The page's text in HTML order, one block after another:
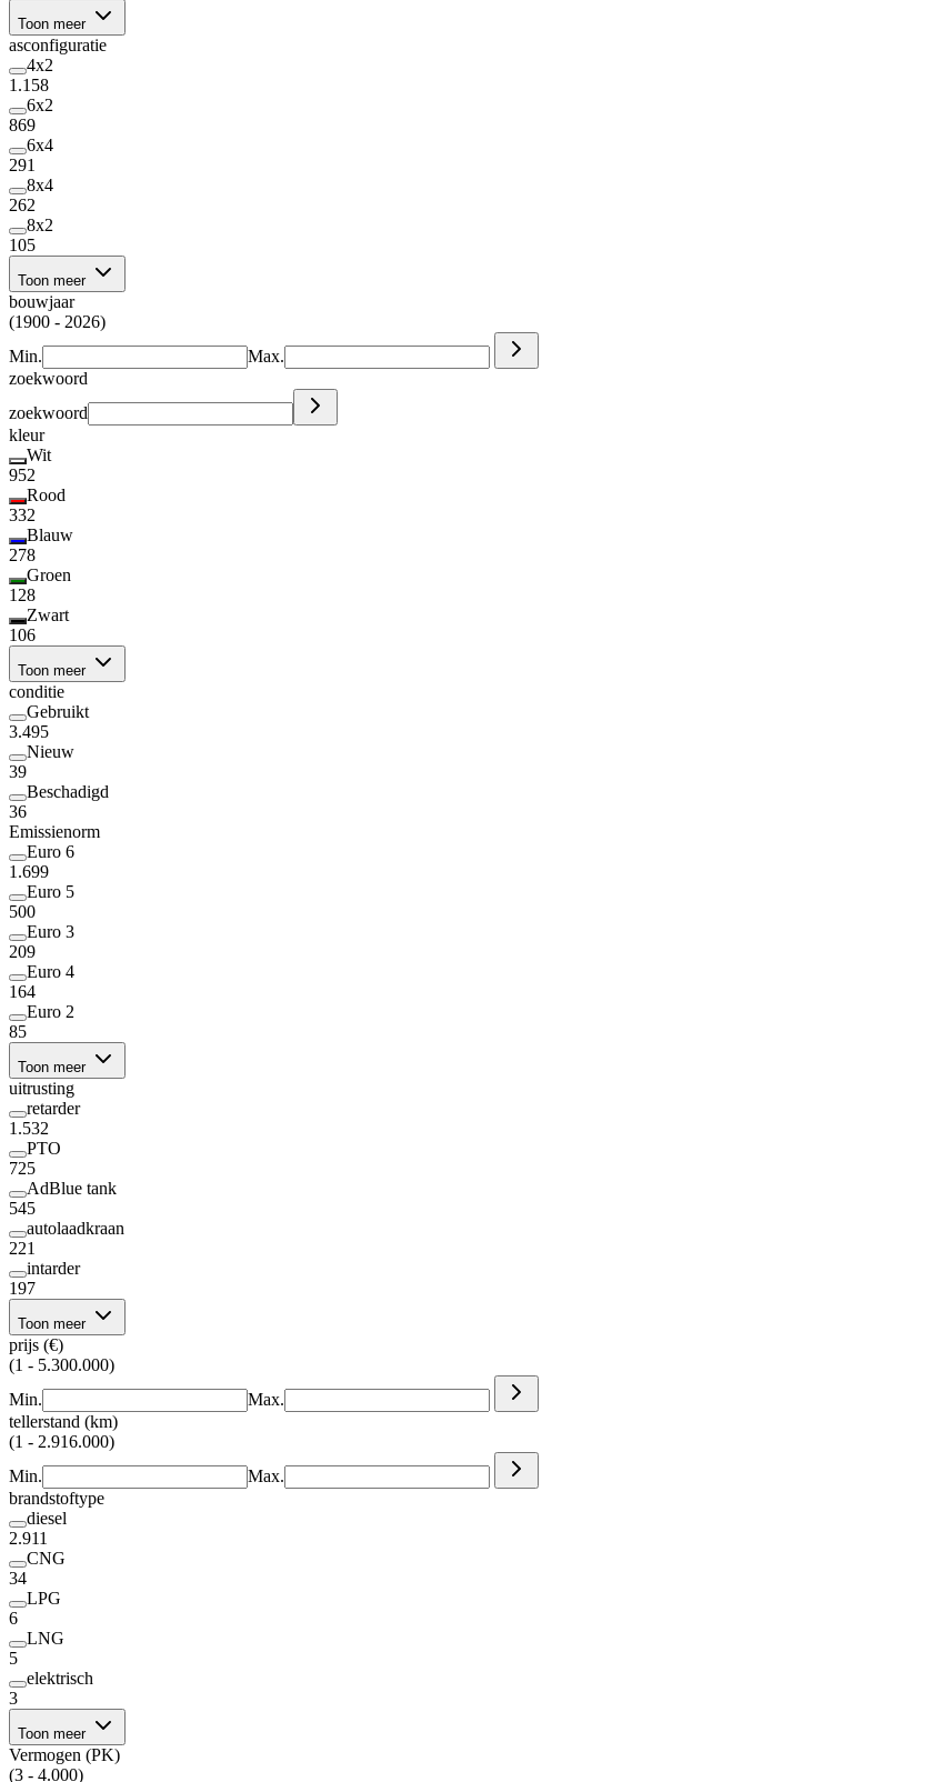
Toon meer
asconfiguratie
4x2
1.158
6x2
869
6x4
291
8x4
262
8x2
105
Toon meer
bouwjaar
(1900 - 2026)
Min.
Max.
zoekwoord
zoekwoord
kleur
Wit
952
Rood
332
Blauw
278
Groen
128
Zwart
106
Toon meer
conditie
Gebruikt
3.495
Nieuw
39
Beschadigd
36
Emissienorm
Euro 6
1.699
Euro 5
500
Euro 3
209
Euro 4
164
Euro 2
85
Toon meer
uitrusting
retarder
1.532
PTO
725
AdBlue tank
545
autolaadkraan
221
intarder
197
Toon meer
prijs (€)
(1 - 5.300.000)
Min.
Max.
tellerstand (km)
(1 - 2.916.000)
Min.
Max.
brandstoftype
diesel
2.911
CNG
34
LPG
6
LNG
5
elektrisch
3
Toon meer
Vermogen (PK)
(3 - 4.000)